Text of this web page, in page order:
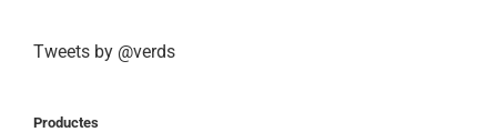
Tweets by @verds
Productes